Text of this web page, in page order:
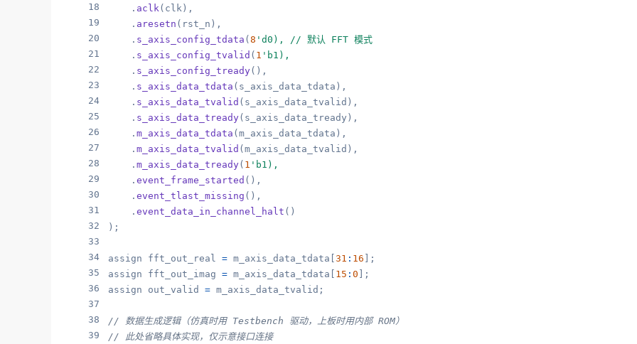
18
19
20
21
22
23
24
25
26
27
28
29
30
31
32
33
34
35
36
37
38
39
    .
aclk (clk),
    .
aresetn (rst_n),
    .
s_axis_config_tdata ( 8 'd0), // 默认 FFT 模式
    .
s_axis_config_tvalid ( 1 'b1),
    .
s_axis_config_tready(),
    .
s_axis_data_tdata (s_axis_data_tdata),
    .
s_axis_data_tvalid (s_axis_data_tvalid),
    .
s_axis_data_tready(s_axis_data_tready),
    .
m_axis_data_tdata (m_axis_data_tdata),
    .
m_axis_data_tvalid (m_axis_data_tvalid),
    .
m_axis_data_tready( 1 'b1),
    .
event_frame_started (),
    .
event_tlast_missing (),
    .
event_data_in_channel_halt ()
);
assign fft_out_real = m_axis_data_tdata[ 31 : 16 ];
assign fft_out_imag = m_axis_data_tdata[ 15 : 0 ];
assign out_valid = m_axis_data_tvalid;
// 数据生成逻辑（仿真时用 Testbench 驱动，上板时用内部 ROM）
// 此处省略具体实现，仅示意接口连接